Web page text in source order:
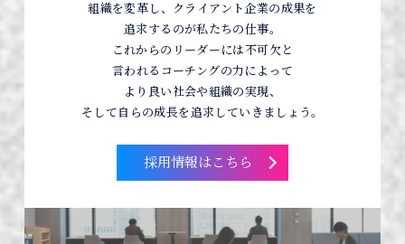
組織を変革し、クライアント企業の成果を
追求するのが私たちの仕事。
これからのリーダーには不可欠と
言われるコーチングの力によって
より良い社会や組織の実現、
そして自らの成長を追求していきましょう。
採用情報はこちら